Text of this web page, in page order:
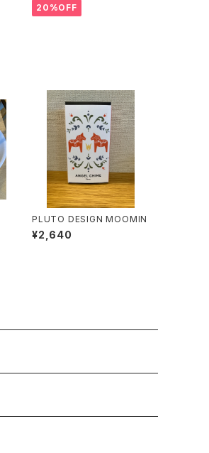
20%OFF
PLUTO DESIGN MOOMIN
¥2,640